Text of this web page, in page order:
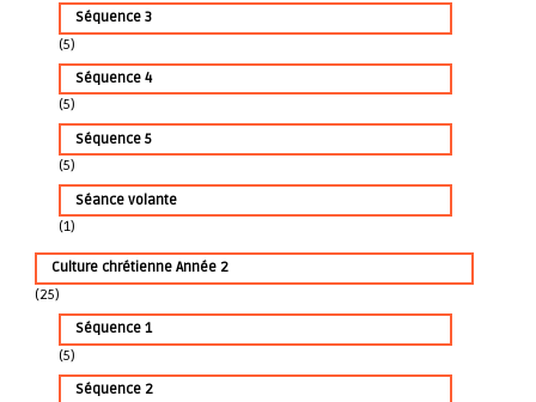
Séquence 3
(5)
Séquence 4
(5)
Séquence 5
(5)
Séance volante
(1)
Culture chrétienne Année 2
(25)
Séquence 1
(5)
Séquence 2